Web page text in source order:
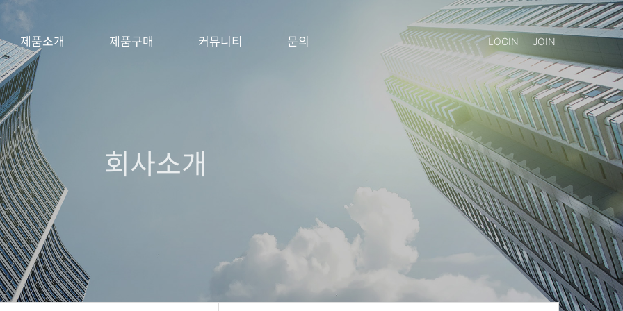
제품소개 제품구매 커뮤니티 문의 JOIN
LOGIN
회사소개